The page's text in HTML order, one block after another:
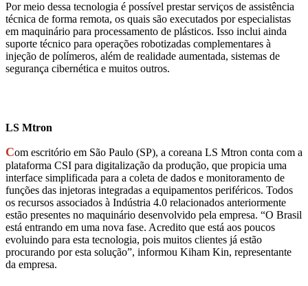
Por meio dessa tecnologia é possível prestar serviços de assistência
técnica de forma remota, os quais são executados por especialistas
em maquinário para processamento de plásticos. Isso inclui ainda
suporte técnico para operações robotizadas complementares à
injeção de polímeros, além de realidade aumentada, sistemas de
segurança cibernética e muitos outros.
LS Mtron
Com escritório em São Paulo (SP), a coreana LS Mtron conta com a
plataforma CSI para digitalização da produção, que propicia uma
interface simplificada para a coleta de dados e monitoramento de
funções das injetoras integradas a equipamentos periféricos. Todos
os recursos associados à Indústria 4.0 relacionados anteriormente
estão presentes no maquinário desenvolvido pela empresa. “O Brasil
está entrando em uma nova fase. Acredito que está aos poucos
evoluindo para esta tecnologia, pois muitos clientes já estão
procurando por esta solução”, informou Kiham Kin, representante
da empresa.